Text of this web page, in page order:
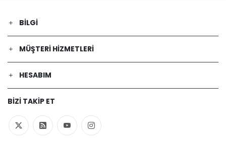
BILGI
MÜŞTERI HIZMETLERI
HESABIM
BIZI TAKIP ET